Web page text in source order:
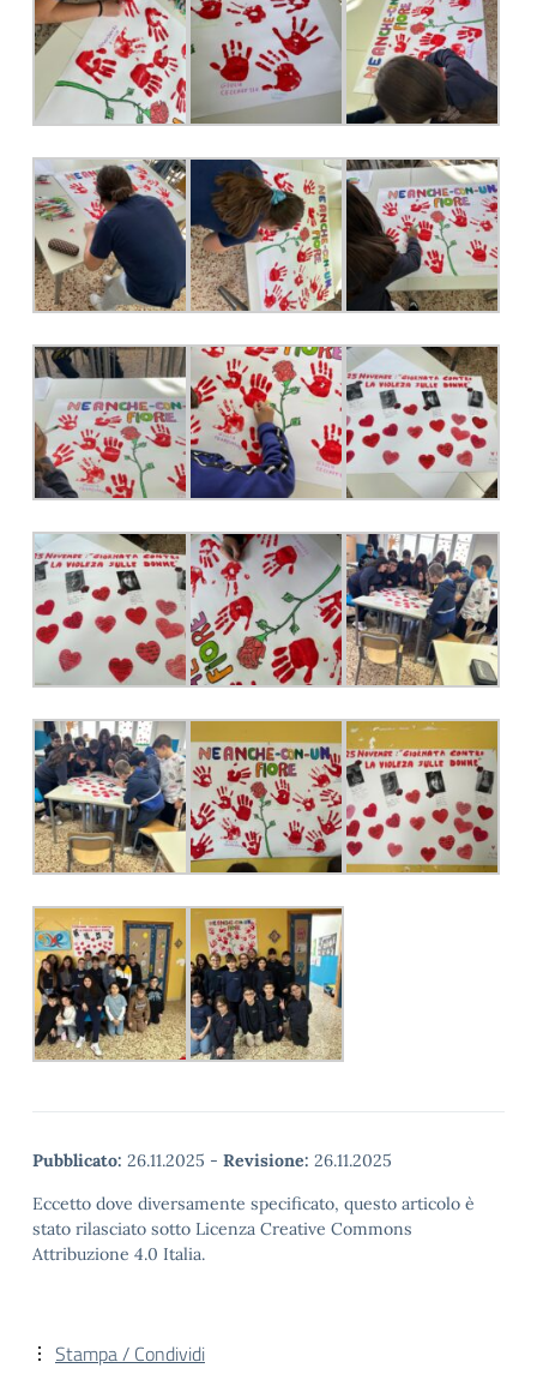
Pubblicato: 26.11.2025 - Revisione: 26.11.2025
Eccetto dove diversamente specificato, questo articolo è
stato rilasciato sotto Licenza Creative Commons
Attribuzione 4.0 Italia.
Stampa / Condividi